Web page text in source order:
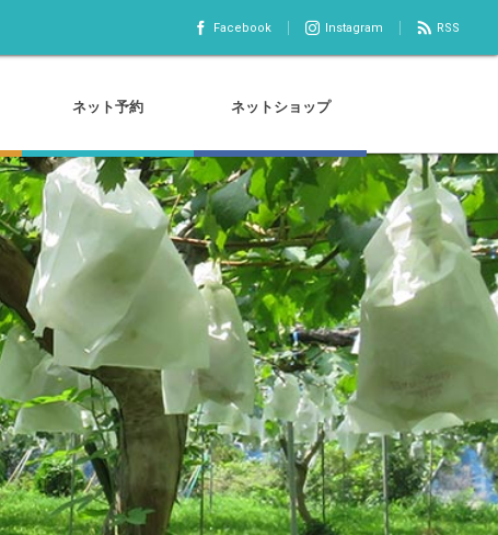
Facebook Instagram RSS
ネット予約 ネットショップ